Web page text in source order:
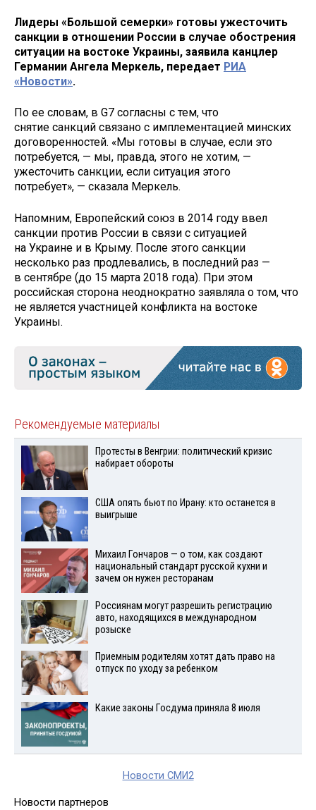
Лидеры «Большой семерки» готовы ужесточить
санкции в отношении России в случае обострения
ситуации на востоке Украины, заявила канцлер
Германии Ангела Меркель, передает РИА
«Новости».
По ее словам, в G7 согласны с тем, что
снятие санкций связано с имплементацией минских
договоренностей. «Мы готовы в случае, если это
потребуется, — мы, правда, этого не хотим, —
ужесточить санкции, если ситуация этого
потребует», — сказала Меркель.
Напомним, Европейский союз в 2014 году ввел
санкции против России в связи с ситуацией
на Украине и в Крыму. После этого санкции
несколько раз продлевались, в последний раз —
в сентябре (до 15 марта 2018 года). При этом
российская сторона неоднократно заявляла о том, что
не является участницей конфликта на востоке
Украины.
Рекомендуемые материалы
Протесты в Венгрии: политический кризис
набирает обороты
США опять бьют по Ирану: кто останется в
выигрыше
Михаил Гончаров — о том, как создают
национальный стандарт русской кухни и
зачем он нужен ресторанам
Россиянам могут разрешить регистрацию
авто, находящихся в международном
розыске
Приемным родителям хотят дать право на
отпуск по уходу за ребенком
Какие законы Госдума приняла 8 июля
Новости СМИ2
Новости партнеров